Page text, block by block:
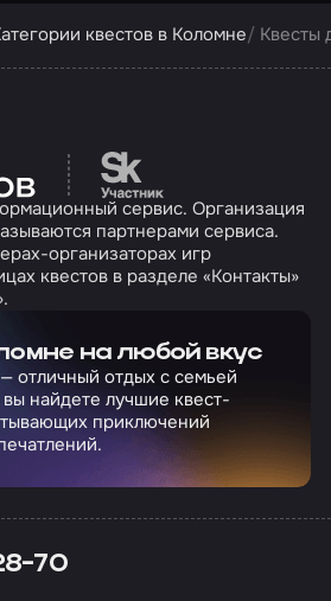
квестов в Коломне Квесты
Перейти на сайт
сервис. Организация
партнерами сервиса.
организаторах игр
квестов в разделе «Контакты»
на любой вкус
отличный отдых с семьей
найдете лучшие квест-
приключений
70